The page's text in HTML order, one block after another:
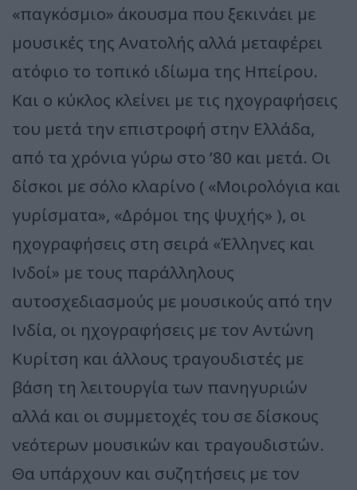
«παγκόσμιο» άκουσμα που ξεκινάει με
μουσικές της Ανατολής αλλά μεταφέρει
ατόφιο το τοπικό ιδίωμα της Ηπείρου.
Και ο κύκλος κλείνει με τις ηχογραφήσεις
του μετά την επιστροφή στην Ελλάδα,
από τα χρόνια γύρω στο ’80 και μετά. Οι
δίσκοι με σόλο κλαρίνο ( «Μοιρολόγια και
γυρίσματα», «Δρόμοι της ψυχής» ), οι
ηχογραφήσεις στη σειρά «Έλληνες και
Ινδοί» με τους παράλληλους
αυτοσχεδιασμούς με μουσικούς από την
Ινδία, οι ηχογραφήσεις με τον Αντώνη
Κυρίτση και άλλους τραγουδιστές με
βάση τη λειτουργία των πανηγυριών
αλλά και οι συμμετοχές του σε δίσκους
νεότερων μουσικών και τραγουδιστών.
Θα υπάρχουν και συζητήσεις με τον